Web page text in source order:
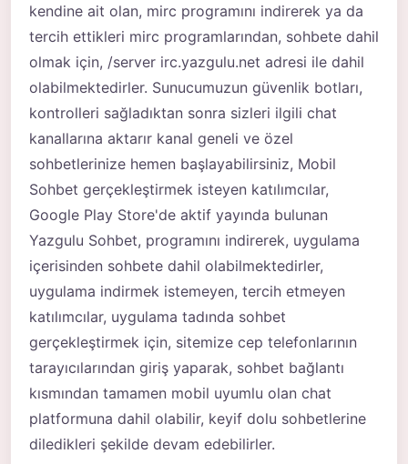
kendine ait olan, mirc programını indirerek ya da
tercih ettikleri mirc programlarından, sohbete dahil
olmak için, /server irc.yazgulu.net adresi ile dahil
olabilmektedirler. Sunucumuzun güvenlik botları,
kontrolleri sağladıktan sonra sizleri ilgili chat
kanallarına aktarır kanal geneli ve özel
sohbetlerinize hemen başlayabilirsiniz, Mobil
Sohbet gerçekleştirmek isteyen katılımcılar,
Google Play Store'de aktif yayında bulunan
Yazgulu Sohbet, programını indirerek, uygulama
içerisinden sohbete dahil olabilmektedirler,
uygulama indirmek istemeyen, tercih etmeyen
katılımcılar, uygulama tadında sohbet
gerçekleştirmek için, sitemize cep telefonlarının
tarayıcılarından giriş yaparak, sohbet bağlantı
kısmından tamamen mobil uyumlu olan chat
platformuna dahil olabilir, keyif dolu sohbetlerine
diledikleri şekilde devam edebilirler.